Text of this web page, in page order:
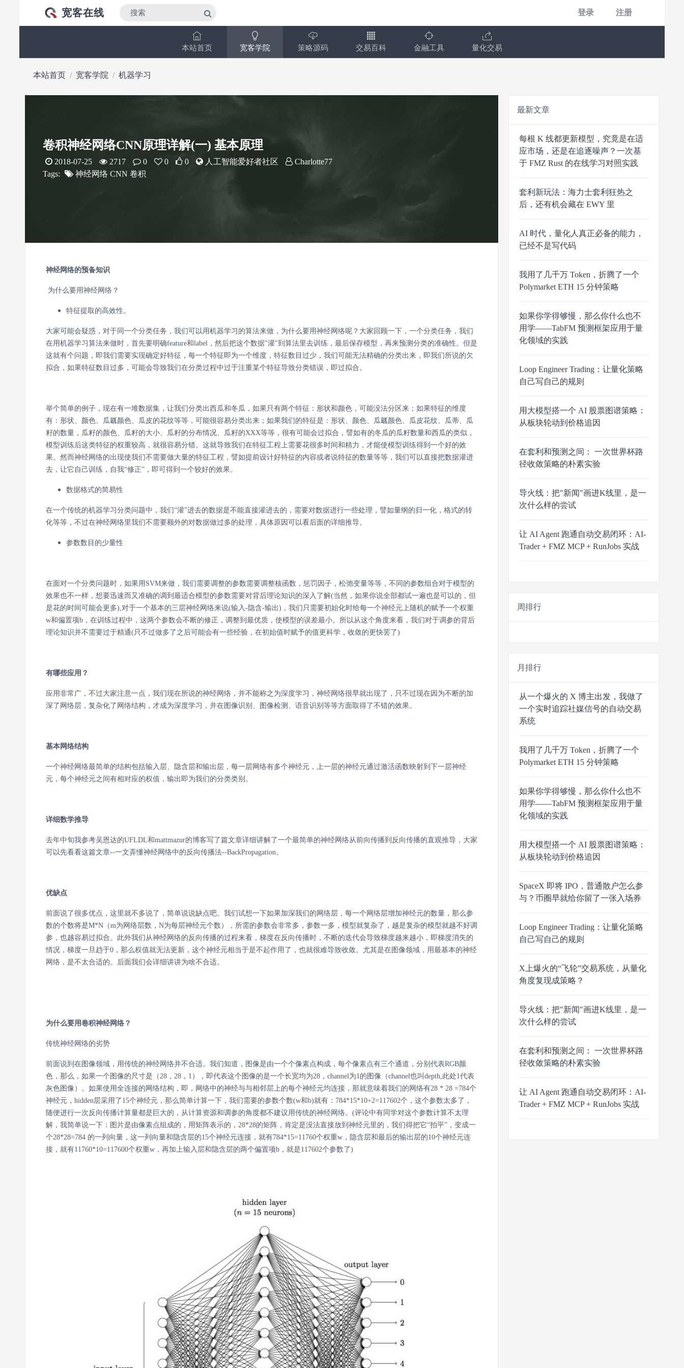
宽客在线 登录 注册
本站首页 宽客学院 策略源码 交易百科 金融工具 量化交易
本站首页 宽客学院 机器学习
卷积神经网络CNN原理详解(一) 基本原理
2018-07-25 2717 0 0 0 人工智能爱好者社区
Charlotte77
Tags:
神经网络 CNN 卷积
神经网络的预备知识
为什么要用神经网络？
特征提取的高效性。
大家可能会疑惑，对于同一个分类任务，我们可以用机器学习的算法来做，为什么要用神经网络呢？大家回顾一下，一个分类任务，我们
在用机器学习算法来做时，首先要明确feature和label，然后把这个数据"灌"到算法里去训练，最后保存模型，再来预测分类的准确性。但是
这就有个问题，即我们需要实现确定好特征，每一个特征即为一个维度，特征数目过少，我们可能无法精确的分类出来，即我们所说的欠
拟合，如果特征数目过多，可能会导致我们在分类过程中过于注重某个特征导致分类错误，即过拟合。
举个简单的例子，现在有一堆数据集，让我们分类出西瓜和冬瓜，如果只有两个特征：形状和颜色，可能没法分区来；如果特征的维度
有：形状、颜色、瓜瓤颜色、瓜皮的花纹等等，可能很容易分类出来；如果我们的特征是：形状、颜色、瓜瓤颜色、瓜皮花纹、瓜蒂、瓜
籽的数量，瓜籽的颜色、瓜籽的大小、瓜籽的分布情况、瓜籽的XXX等等，很有可能会过拟合，譬如有的冬瓜的瓜籽数量和西瓜的类似，
模型训练后这类特征的权重较高，就很容易分错。这就导致我们在特征工程上需要花很多时间和精力，才能使模型训练得到一个好的效
果。然而神经网络的出现使我们不需要做大量的特征工程，譬如提前设计好特征的内容或者说特征的数量等等，我们可以直接把数据灌进
去，让它自己训练，自我“修正”，即可得到一个较好的效果。
数据格式的简易性
在一个传统的机器学习分类问题中，我们“灌”进去的数据是不能直接灌进去的，需要对数据进行一些处理，譬如量纲的归一化，格式的转
化等等，不过在神经网络里我们不需要额外的对数据做过多的处理，具体原因可以看后面的详细推导。
参数数目的少量性
在面对一个分类问题时，如果用SVM来做，我们需要调整的参数需要调整核函数，惩罚因子，松弛变量等等，不同的参数组合对于模型的
效果也不一样，想要迅速而又准确的调到最适合模型的参数需要对背后理论知识的深入了解(当然，如果你说全部都试一遍也是可以的，但
是花的时间可能会更多),对于一个基本的三层神经网络来说(输入-隐含-输出)，我们只需要初始化时给每一个神经元上随机的赋予一个权重
w和偏置项b，在训练过程中，这两个参数会不断的修正，调整到最优质，使模型的误差最小。所以从这个角度来看，我们对于调参的背后
理论知识并不需要过于精通(只不过做多了之后可能会有一些经验，在初始值时赋予的值更科学，收敛的更快罢了)
有哪些应用？
应用非常广，不过大家注意一点，我们现在所说的神经网络，并不能称之为深度学习，神经网络很早就出现了，只不过现在因为不断的加
深了网络层，复杂化了网络结构，才成为深度学习，并在图像识别、图像检测、语音识别等等方面取得了不错的效果。
基本网络结构
一个神经网络最简单的结构包括输入层、隐含层和输出层，每一层网络有多个神经元，上一层的神经元通过激活函数映射到下一层神经
元，每个神经元之间有相对应的权值，输出即为我们的分类类别。
详细数学推导
去年中旬我参考吴恩达的UFLDL和mattmazur的博客写了篇文章详细讲解了一个最简单的神经网络从前向传播到反向传播的直观推导，大家
可以先看看这篇文章--一文弄懂神经网络中的反向传播法--BackPropagation。
优缺点
前面说了很多优点，这里就不多说了，简单说说缺点吧。我们试想一下如果加深我们的网络层，每一个网络层增加神经元的数量，那么参
数的个数将是M*N（m为网络层数，N为每层神经元个数），所需的参数会非常多，参数一多，模型就复杂了，越是复杂的模型就越不好调
参，也越容易过拟合。此外我们从神经网络的反向传播的过程来看，梯度在反向传播时，不断的迭代会导致梯度越来越小，即梯度消失的
情况，梯度一旦趋于0，那么权值就无法更新，这个神经元相当于是不起作用了，也就很难导致收敛。尤其是在图像领域，用最基本的神经
网络，是不太合适的。后面我们会详细讲讲为啥不合适。
为什么要用卷积神经网络？
传统神经网络的劣势
前面说到在图像领域，用传统的神经网络并不合适。我们知道，图像是由一个个像素点构成，每个像素点有三个通道，分别代表RGB颜
色，那么，如果一个图像的尺寸是（28，28，1），即代表这个图像的是一个长宽均为28，channel为1的图像（channel也叫depth,此处1代表
灰色图像）。如果使用全连接的网络结构，即，网络中的神经与与相邻层上的每个神经元均连接，那就意味着我们的网络有28 * 28 =784个
神经元，hidden层采用了15个神经元，那么简单计算一下，我们需要的参数个数(w和b)就有：784*15*10+2=117602个，这个参数太多了，
随便进行一次反向传播计算量都是巨大的，从计算资源和调参的角度都不建议用传统的神经网络。(评论中有同学对这个参数计算不太理
解，我简单说一下：图片是由像素点组成的，用矩阵表示的，28*28的矩阵，肯定是没法直接放到神经元里的，我们得把它“拍平”，变成一
个28*28=784 的一列向量，这一列向量和隐含层的15个神经元连接，就有784*15=11760个权重w，隐含层和最后的输出层的10个神经元连
接，就有11760*10=117600个权重w，再加上输入层和隐含层的两个偏置项b，就是117602个参数了)
最新文章
每根 K 线都更新模型，究竟是在适
应市场，还是在追逐噪声？一次基
于 FMZ Rust 的在线学习对照实践
套利新玩法：海力士套利狂热之
后，还有机会藏在 EWY 里
AI 时代，量化人真正必备的能力，
已经不是写代码
我用了几千万 Token，折腾了一个
Polymarket ETH 15 分钟策略
如果你学得够慢，那么你什么也不
用学——TabFM 预测框架应用于量
化领域的实践
Loop Engineer Trading：让量化策略
自己写自己的规则
用大模型搭一个 AI 股票图谱策略：
从板块轮动到价格追因
在套利和预测之间： 一次世界杯路
径收敛策略的朴素实验
导火线：把"新闻"画进K线里，是一
次什么样的尝试
让 AI Agent 跑通自动交易闭环：AI-
Trader + FMZ MCP + RunJobs 实战
周排行
月排行
从一个爆火的 X 博主出发，我做了
一个实时追踪社媒信号的自动交易
系统
我用了几千万 Token，折腾了一个
Polymarket ETH 15 分钟策略
如果你学得够慢，那么你什么也不
用学——TabFM 预测框架应用于量
化领域的实践
用大模型搭一个 AI 股票图谱策略：
从板块轮动到价格追因
SpaceX 即将 IPO，普通散户怎么参
与？币圈早就给你留了一张入场券
Loop Engineer Trading：让量化策略
自己写自己的规则
X上爆火的“飞轮”交易系统，从量化
角度复现成策略？
导火线：把"新闻"画进K线里，是一
次什么样的尝试
在套利和预测之间： 一次世界杯路
径收敛策略的朴素实验
让 AI Agent 跑通自动交易闭环：AI-
Trader + FMZ MCP + RunJobs 实战